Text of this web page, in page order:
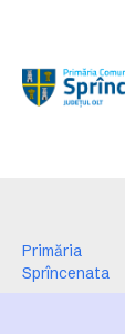
Primăria
Sprîncenata